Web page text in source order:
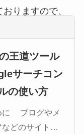
りますので、
王道ツール
サーチコン
の使い方
に ブログやメ
などのサイトを